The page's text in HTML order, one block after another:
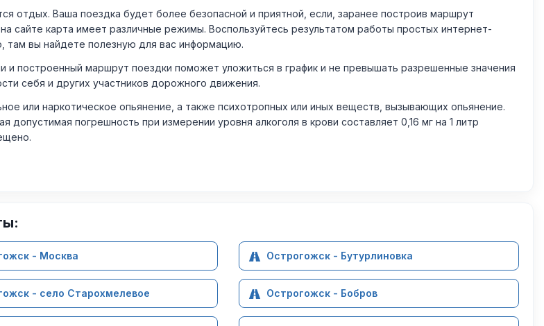
Ваша поездка будет более безопасной и приятной, если, заранее построив маршрут
сайте карта имеет различные режимы. Воспользуйтесь результатом работы простых интернет-
там вы найдете полезную для вас информацию.
построенный маршрут поездки поможет уложиться в график и не превышать разрешенные значения
себя и других участников дорожного движения.
или наркотическое опьянение, а также психотропных или иных веществ, вызывающих опьянение.
погрешность при измерении уровня алкоголя в крови составляет 0,16 мг на 1 литр
- Москва Острогожск - Бутурлиновка
- село Старохмелевое Острогожск - Бобров